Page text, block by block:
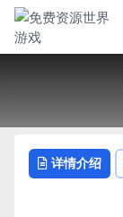
详情介绍